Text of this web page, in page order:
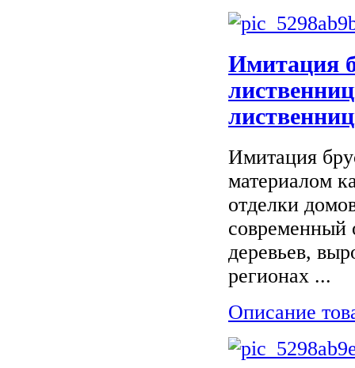
Имитация
Имитация
материалом
отделки
современный
деревьев,
регионах ...
Описание